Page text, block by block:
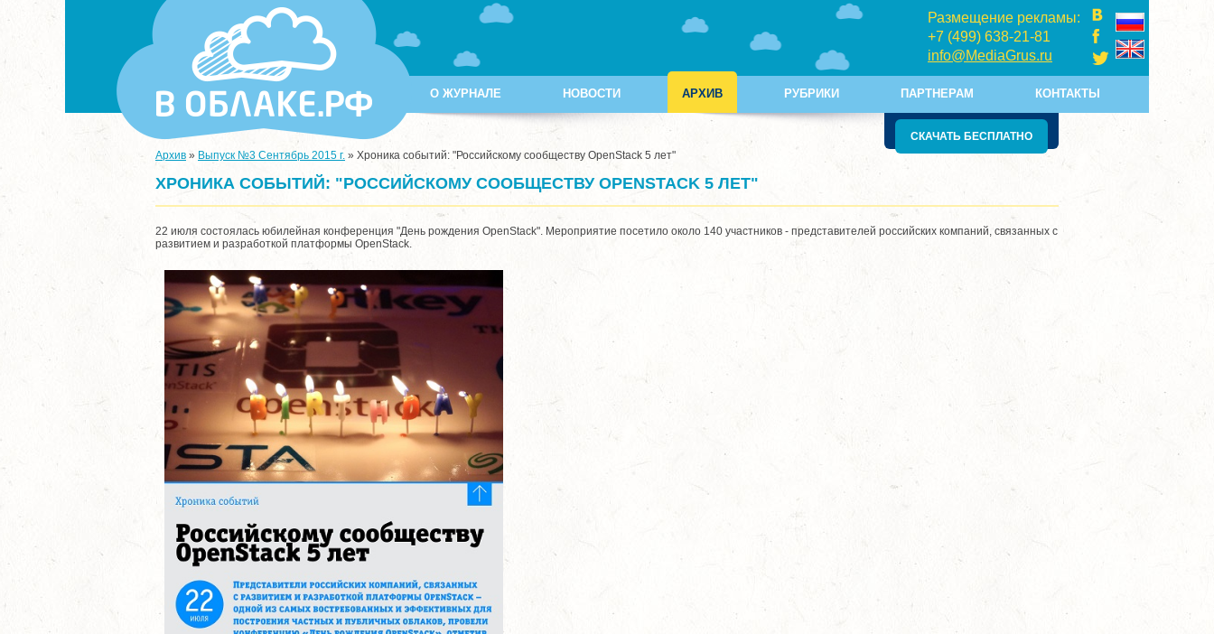
О ЖУРНАЛЕ НОВОСТИ АРХИВ РУБРИКИ ПАРТНЕРАМ КОНТАКТЫ
Размещение рекламы:
+7 (499) 638-21-81
info@MediaGrus.ru
СКАЧАТЬ БЕСПЛАТНО
Архив » Выпуск №3 Сентябрь 2015 г. » Хроника событий: "Российскому сообществу OpenStack 5 лет"
ХРОНИКА СОБЫТИЙ: "РОССИЙСКОМУ СООБЩЕСТВУ OPENSTACK 5 ЛЕТ"
22 июля состоялась юбилейная конференция "День рождения OpenStack". Мероприятие посетило около 140 участников - представителей российских компаний, связанных с
развитием и разработкой платформы OpenStack.